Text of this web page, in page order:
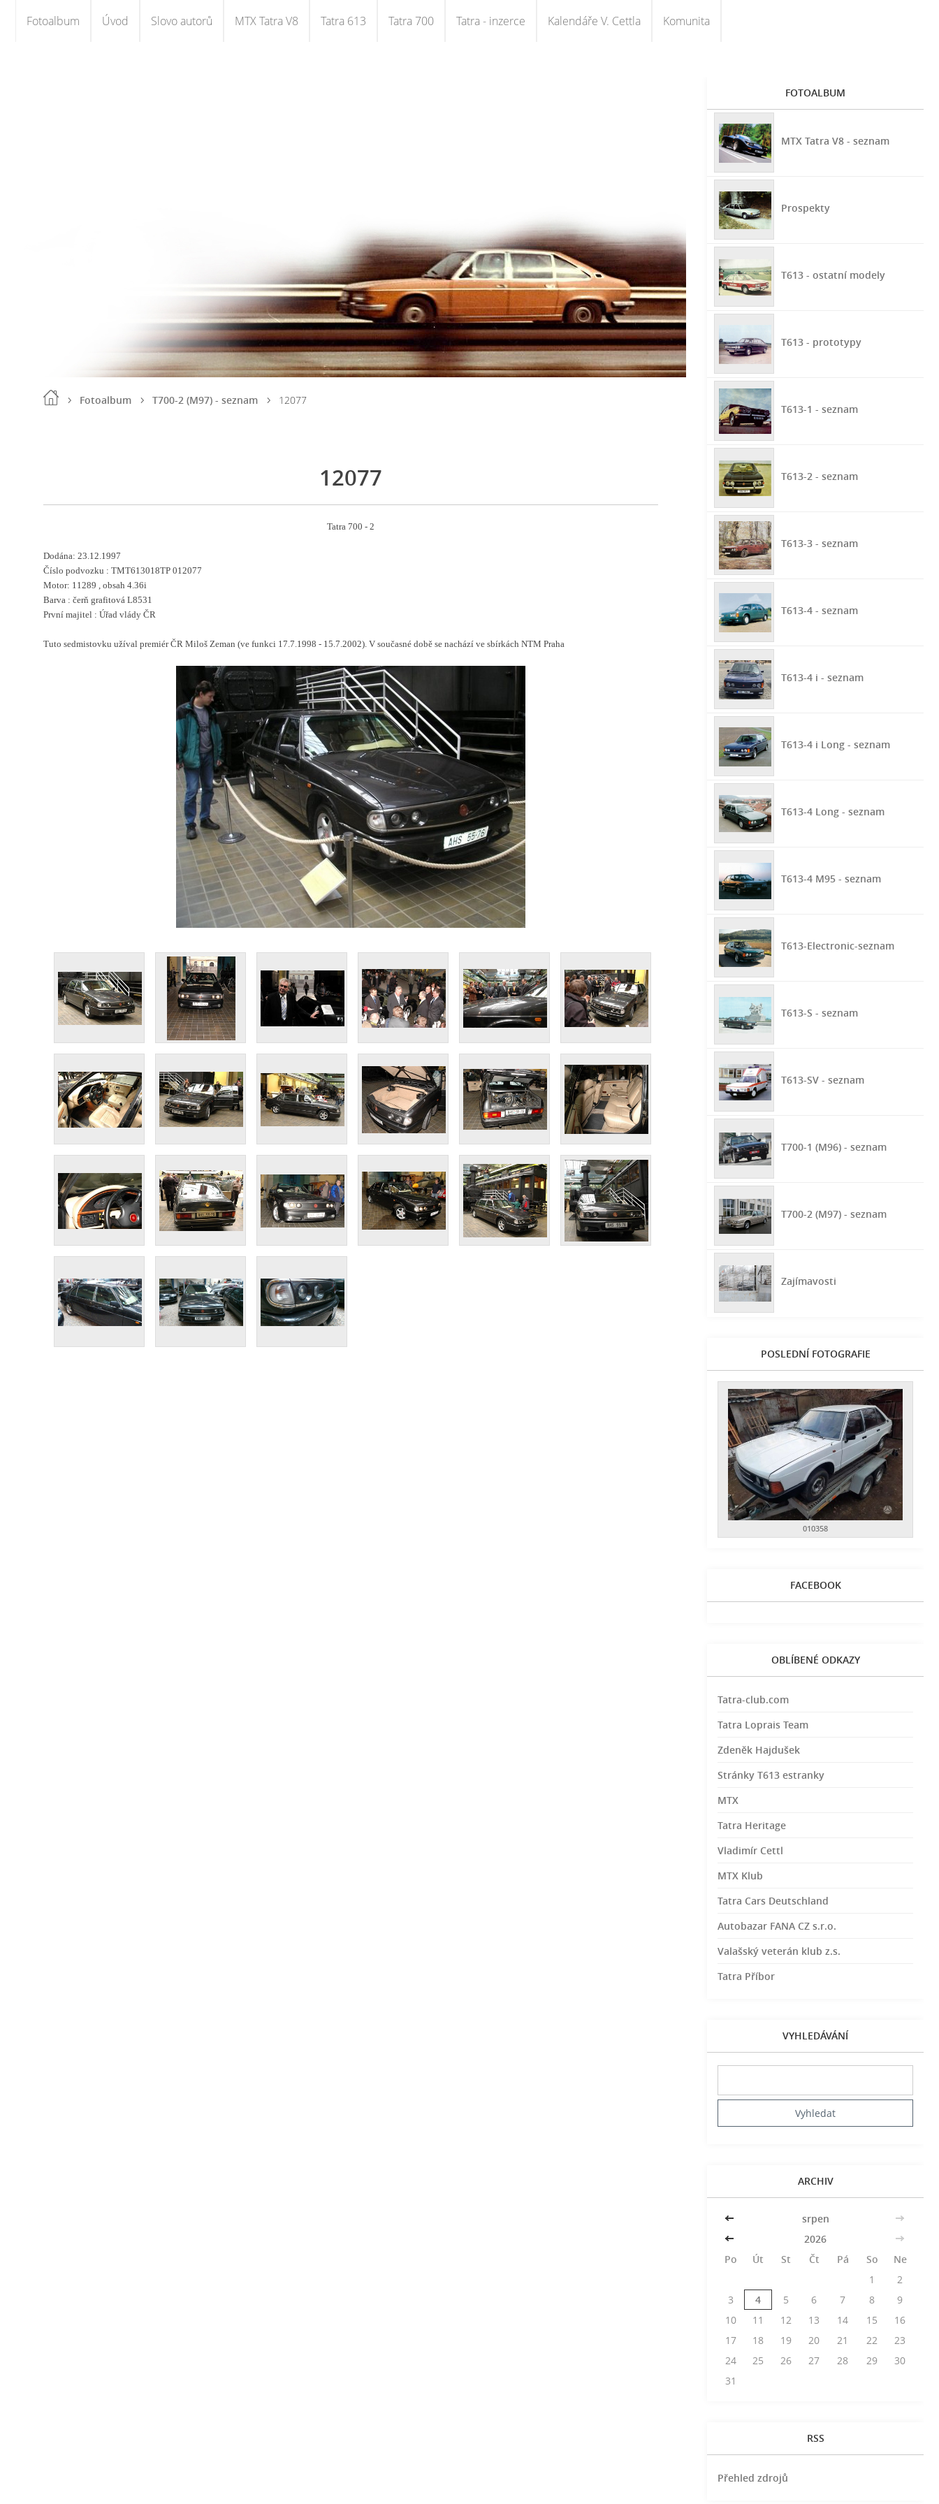
Fotoalbum Úvod Slovo autorů MTX Tatra V8 Tatra 613 Tatra 700 Tatra - inzerce Kalendáře V. Cettla Komunita
Fotoalbum T700-2 (M97) - seznam 12077
12077
Tatra 700 - 2
Dodána: 23.12.1997
Číslo podvozku : TMT613018TP 012077
Motor: 11289 , obsah 4.36i
Barva : čerň grafitová L8531
První majitel : Úřad vlády ČR
Tuto sedmistovku užíval premiér ČR Miloš Zeman (ve funkci 17.7.1998 - 15.7.2002). V současné době se nachází ve sbírkách NTM Praha
FOTOALBUM
MTX Tatra V8 - seznam
Prospekty
T613 - ostatní modely
T613 - prototypy
T613-1 - seznam
T613-2 - seznam
T613-3 - seznam
T613-4 - seznam
T613-4 i - seznam
T613-4 i Long - seznam
T613-4 Long - seznam
T613-4 M95 - seznam
T613-Electronic-seznam
T613-S - seznam
T613-SV - seznam
T700-1 (M96) - seznam
T700-2 (M97) - seznam
Zajímavosti
POSLEDNÍ FOTOGRAFIE
010358
FACEBOOK
OBLÍBENÉ ODKAZY
Tatra-club.com
Tatra Loprais Team
Zdeněk Hajdušek
Stránky T613 estranky
MTX
Tatra Heritage
Vladimír Cettl
MTX Klub
Tatra Cars Deutschland
Autobazar FANA CZ s.r.o.
Valašský veterán klub z.s.
Tatra Příbor
VYHLEDÁVÁNÍ
ARCHIV
<< srpen
>>
<<
2026
>>
Po
Út St Čt Pá So
Ne
1
2
3
4 5 6 7 8
9
10
11 12 13 14 15
16
17
18 19 20 21 22
23
24
25 26 27 28 29
30
31
RSS
Přehled zdrojů